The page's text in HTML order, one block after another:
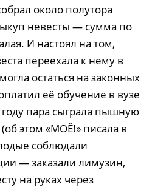
около полутора
невесты — сумма по
И настоял на том,
переехала к нему в
остаться на законных
её обучение в вузе
пара сыграла пышную
этом «МОЁ!» писала в
соблюдали
— заказали лимузин,
на руках через